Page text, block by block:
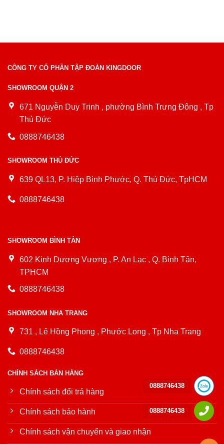
CÔNG TY CỔ PHẦN TẬP ĐOÀN KINGDOOR
SHOWROOM QUẬN 2
671 Nguyễn Duy Trinh , phường Bình Trưng Đông , Tp
Thủ Đức
0888746438
SHOWROOM THỦ ĐỨC
639 QL13, P. Hiệp Bình Phước, Q. Thủ Đức, TpHCM
0888746438
SHOWROOM BÌNH TÂN
602 Kinh Dương Vương , P. An Lạc , Q. Bình Tân,
TPHCM
0888746438
SHOWROOM NHA TRANG
731 , Lê Hồng Phong , Phước Long , Tp Nha Trang
0888746438
CHÍNH SÁCH BÁN HÀNG
Chính sách đổi trả hàng
Chính sách bảo hành
Chính sách vận chuyển và giao nhận
0888746438
0888746438